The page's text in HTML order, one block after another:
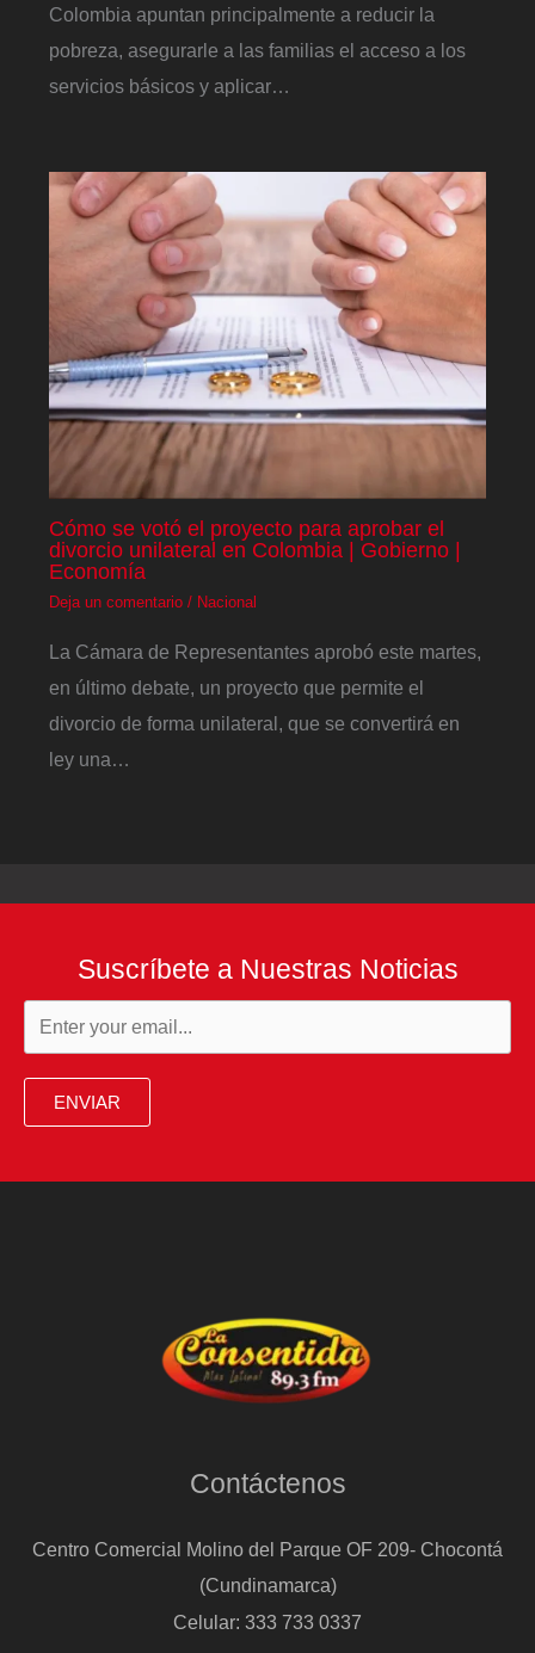
Colombia apuntan principalmente a reducir la
pobreza, asegurarle a las familias el acceso a los
servicios básicos y aplicar…
Cómo se votó el proyecto para aprobar el
divorcio unilateral en Colombia | Gobierno |
Economía
Deja un comentario / Nacional
La Cámara de Representantes aprobó este martes,
en último debate, un proyecto que permite el
divorcio de forma unilateral, que se convertirá en
ley una…
Suscríbete a Nuestras Noticias
ENVIAR
Contáctenos
Centro Comercial Molino del Parque OF 209- Chocontá
(Cundinamarca)
Celular: 333 733 0337